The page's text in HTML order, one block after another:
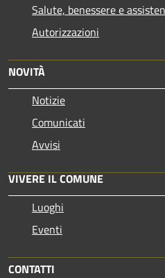
Salute, benessere e
Autorizzazioni
NOVITÀ
Notizie
Comunicati
Avvisi
VIVERE IL COMUNE
Luoghi
Eventi
CONTATTI